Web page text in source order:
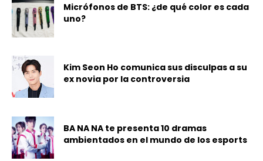
Micrófonos de BTS: ¿de qué color es cada
uno?
Kim Seon Ho comunica sus disculpas a su
ex novia por la controversia
BA NA NA te presenta 10 dramas
ambientados en el mundo de los esports